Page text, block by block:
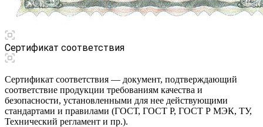
Сертификат соответствия
Сертификат соответствия — документ, подтверждающий
соответствие продукции требованиям качества и
безопасности, установленными для нее действующими
стандартами и правилами (ГОСТ, ГОСТ Р, ГОСТ Р МЭК, ТУ,
Технический регламент и пр.).